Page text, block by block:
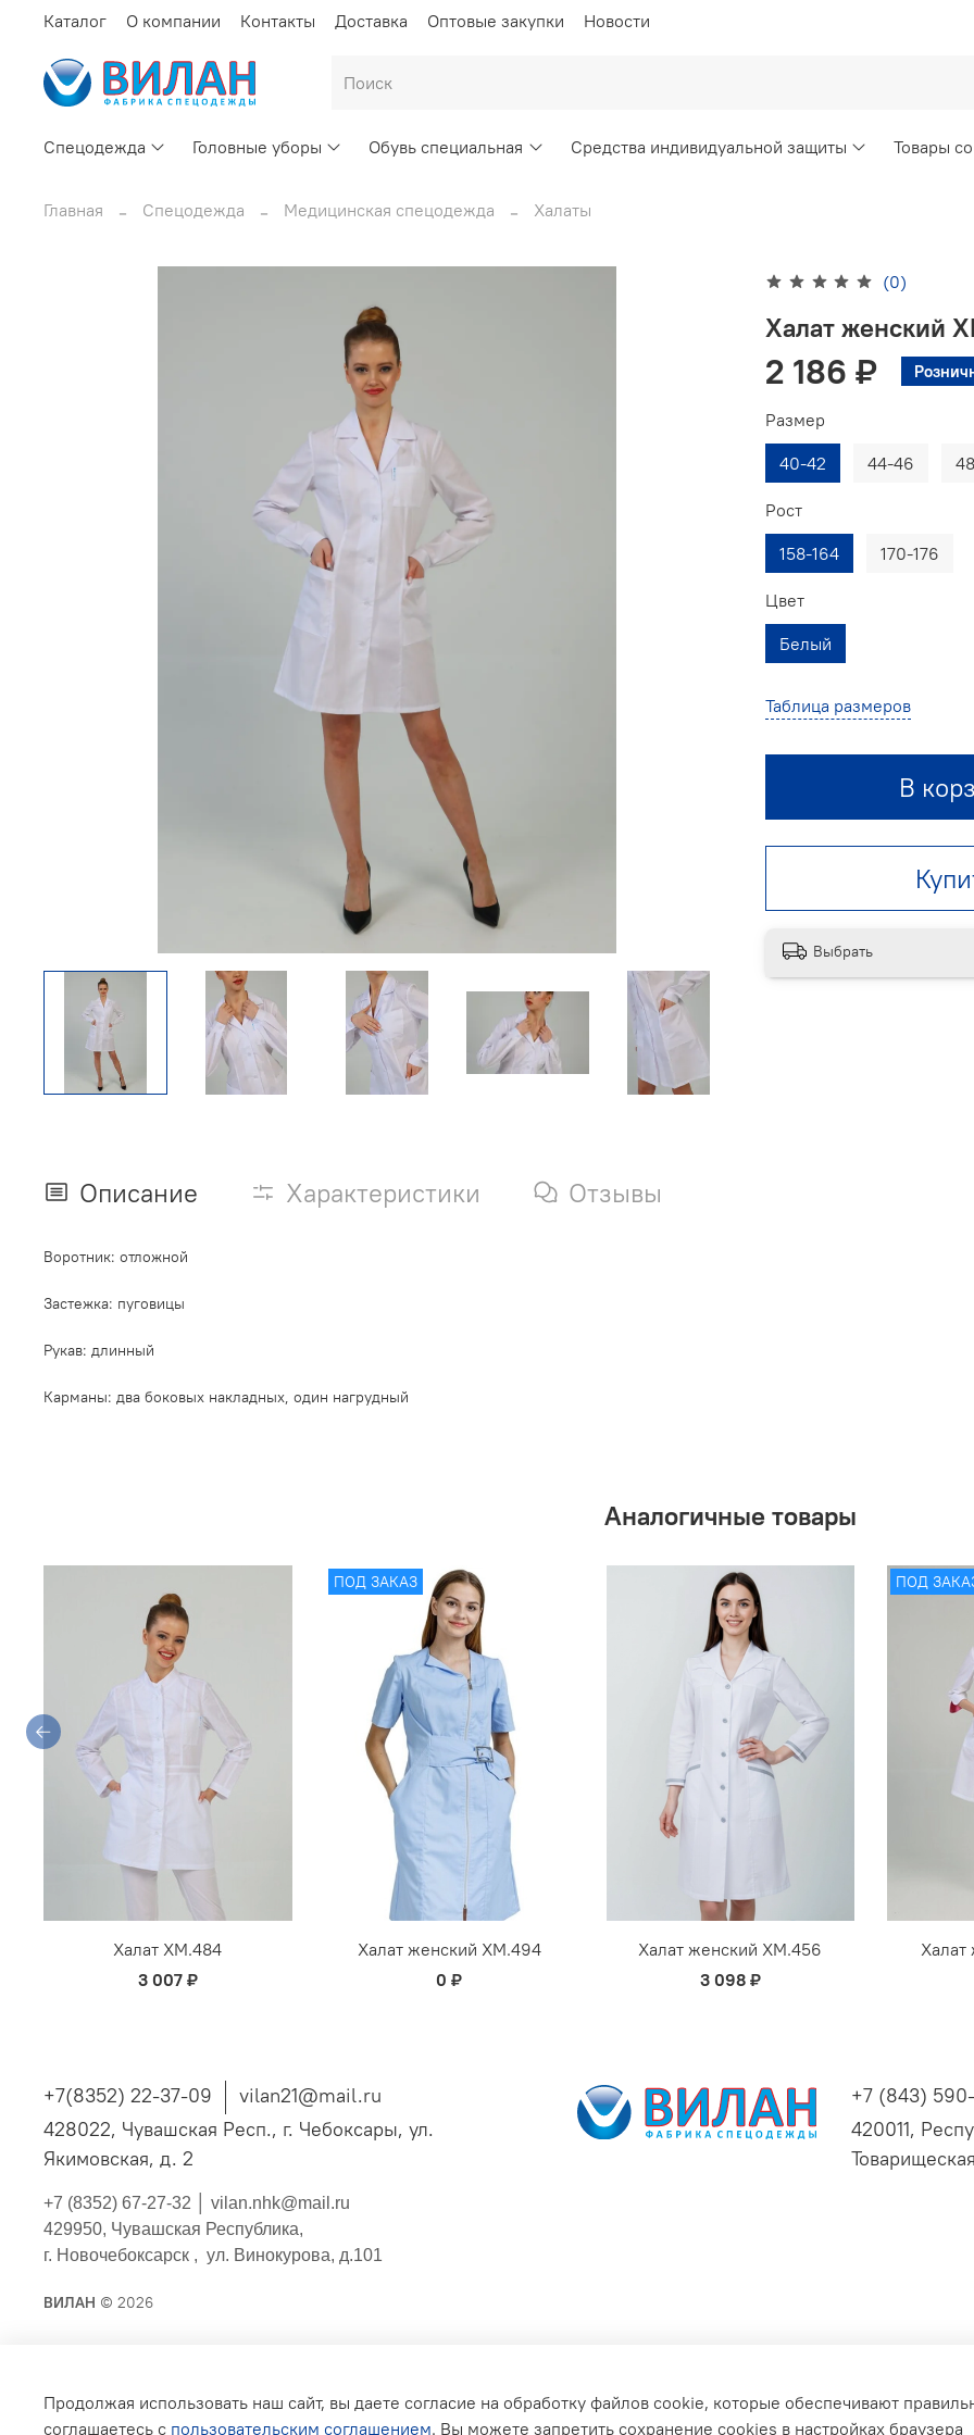
Каталог О компании Контакты Доставка Оптовые закупки Новости
Спецодежда Головные уборы Обувь специальная Средства индивидуальной защиты Товары
Главная Спецодежда Медицинская спецодежда Халаты
(0)
Халат женский
2 186 ₽
Таблица размеров
В
Размер
40-42
44-46
Рост
158-164
170-176
Цвет
Белый
Выбрать
Описание Характеристики Отзывы
Воротник: отложной
Застежка: пуговицы
Рукав: длинный
Карманы: два боковых накладных, один нагрудный
Аналогичные товары
Халат ХМ.484
3 007 ₽
ПОД ЗАКАЗ
Халат женский ХМ.494
0 ₽
Халат женский ХМ.456
3 098 ₽
ПОД
+7(8352) 22-37-09
vilan21@mail.ru
428022, Чувашская Респ., г. Чебоксары, ул.
Якимовская, д. 2
+7 (843)
420011,
+7 (8352) 67-27-32 │ vilan.nhk@mail.ru
429950, Чувашская Республика,
г. Новочебоксарск , ул. Винокурова, д.101
ВИЛАН © 2026
Согласие на обработку персональных данных для сайта
Политика конфиденциальности
Условия обмена и возврата Обратная связь
Продолжая использовать наш сайт, вы даете согласие на обработку файлов cookie, которые обеспечивают
соглашаетесь с пользовательским соглашением. Вы можете запретить сохранение cookies в настройках браузера